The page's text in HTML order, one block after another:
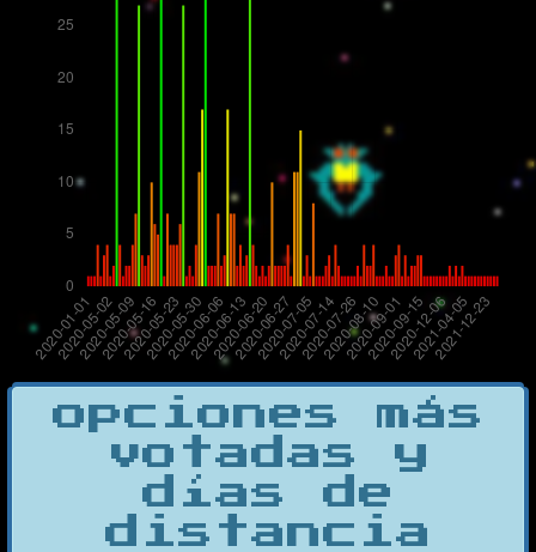
opciones más
votadas y
días de
distancia